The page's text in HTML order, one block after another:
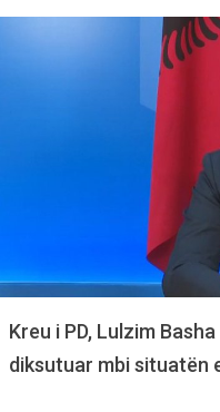
Kreu i PD, Lulzim
diksutuar mbi situatën